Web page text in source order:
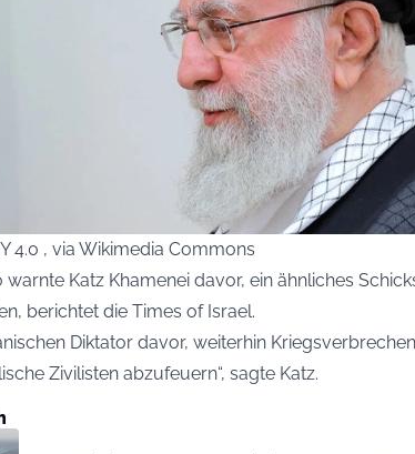
4.0 , via Wikimedia Commons
warnte Katz Khamenei davor, ein ähnliches
berichtet die Times of Israel.
Diktator davor, weiterhin
Zivilisten abzufeuern“, sagte Katz.